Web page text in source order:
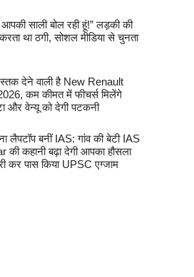
साली बोल रही हूं!” लड़की की
था ठगी, सोशल मीडिया से चुनता
देने वाली है New Renault
कम कीमत में फीचर्स मिलेंगे
और वेन्यू को देगी पटकनी
लैपटॉप बनीं IAS: गांव की बेटी IAS
की कहानी बढ़ा देगी आपका हौसला
कर पास किया UPSC एग्जाम